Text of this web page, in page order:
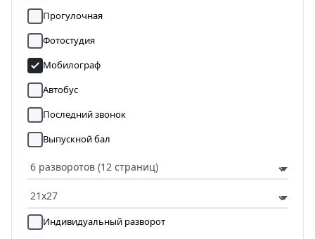
Прогулочная
Фотостудия
Мобилограф
Автобус
Последний звонок
Выпускной бал
Индивидуальный разворот